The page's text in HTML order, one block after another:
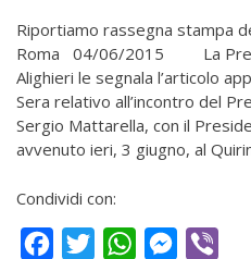
Riportiamo rassegna stampa
Roma 04/06/2015 La
Alighieri le segnala l’articolo
Sera relativo all’incontro del
Sergio Mattarella, con il
avvenuto ieri, 3 giugno, al
Condividi con:
FacebookTwitterWhatsApp